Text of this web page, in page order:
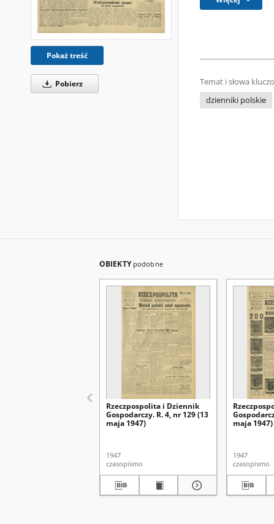
Pokaż treść
Pobierz
Temat i słowa
dzienniki polskie
OBIEKTY podobne
Rzeczpospolita i Dziennik
Gospodarczy. R. 4, nr 129 (13
maja 1947)
1947
czasopismo
maja 1947)
1947
czasopismo